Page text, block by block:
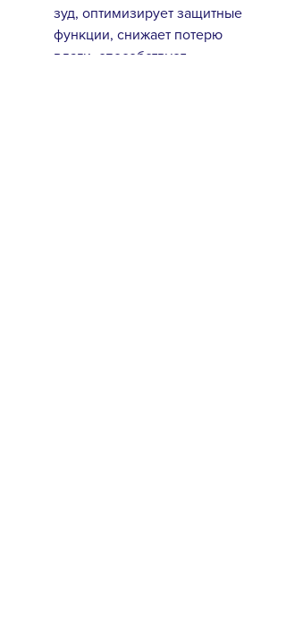
зуд, оптимизирует защитные
функции, снижает потерю
влаги, способствует